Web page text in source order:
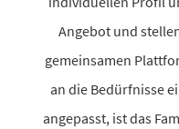
Angebot und
gemein­samen
an die Bedürfnisse
ange­passt, ist das